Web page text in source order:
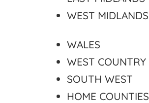
WEST MIDLANDS
WALES
WEST COUNTRY
SOUTH WEST
HOME COUNTIES